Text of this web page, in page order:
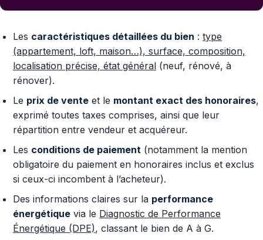
Les caractéristiques détaillées du bien : type
(appartement, loft, maison…), surface, composition,
localisation précise, état général (neuf, rénové, à
rénover).
Le prix de vente et le montant exact des honoraires,
exprimé toutes taxes comprises, ainsi que leur
répartition entre vendeur et acquéreur.
Les conditions de paiement (notamment la mention
obligatoire du paiement en honoraires inclus et exclus
si ceux-ci incombent à l’acheteur).
Des informations claires sur la performance
énergétique via le Diagnostic de Performance
Énergétique (DPE), classant le bien de A à G.